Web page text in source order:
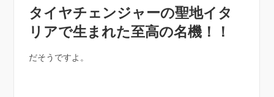
タイヤチェンジャーの聖地イタ
リアで生まれた至高の名機！！
だそうですよ。